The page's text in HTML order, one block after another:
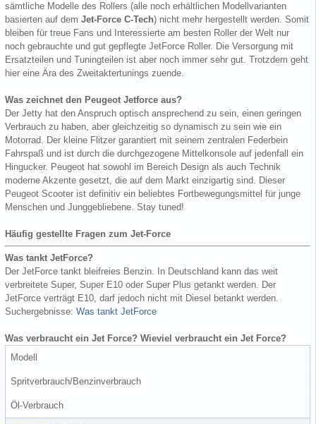
sämtliche Modelle des Rollers (alle noch erhältlichen Modellvarianten
basierten auf dem Jet-Force C-Tech) nicht mehr hergestellt werden. Somit
bleiben für treue Fans und Interessierte am besten Roller der Welt nur
noch gebrauchte und gut gepflegte JetForce Roller. Die Versorgung mit
Ersatzteilen und Tuningteilen ist aber noch immer sehr gut. Trotzdem geht
hier eine Ära des Zweitaktertunings zuende.
Was zeichnet den Peugeot Jetforce aus?
Der Jetty hat den Anspruch optisch ansprechend zu sein, einen geringen
Verbrauch zu haben, aber gleichzeitig so dynamisch zu sein wie ein
Motorrad. Der kleine Flitzer garantiert mit seinem zentralen Federbein
Fahrspaß und ist durch die durchgezogene Mittelkonsole auf jedenfall ein
Hingucker. Peugeot hat sowohl im Bereich Design als auch Technik
moderne Akzente gesetzt, die auf dem Markt einzigartig sind. Dieser
Peugeot Scooter ist definitiv ein beliebtes Fortbewegungsmittel für junge
Menschen und Junggebliebene. Stay tuned!
Häufig gestellte Fragen zum Jet-Force
Was tankt JetForce?
Der JetForce tankt bleifreies Benzin. In Deutschland kann das weit
verbreitete Super, Super E10 oder Super Plus getankt werden. Der
JetForce verträgt E10, darf jedoch nicht mit Diesel betankt werden.
Suchergebnisse: Was tankt JetForce
Was verbraucht ein Jet Force? Wieviel verbraucht ein Jet Force?
Modell
Spritverbrauch/Benzinverbrauch
Öl-Verbrauch